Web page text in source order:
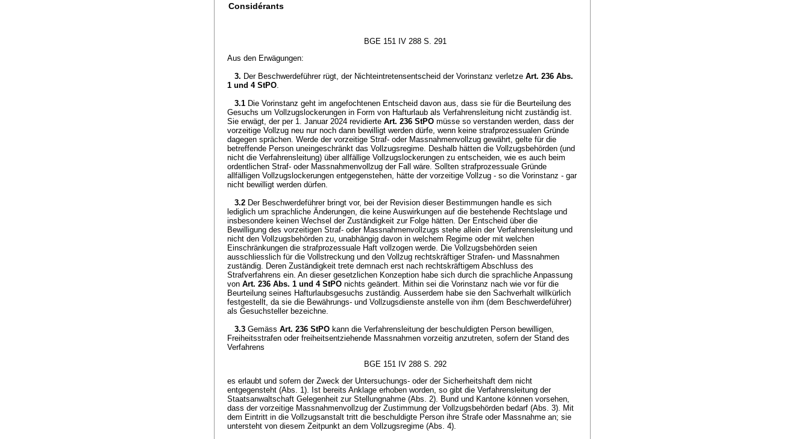
Considérants
BGE 151 IV 288 S. 291
Aus den Erwägungen:
3. Der Beschwerdeführer rügt, der Nichteintretensentscheid der Vorinstanz verletze Art. 236 Abs.
1 und 4 StPO.
3.1 Die Vorinstanz geht im angefochtenen Entscheid davon aus, dass sie für die Beurteilung des
Gesuchs um Vollzugslockerungen in Form von Hafturlaub als Verfahrensleitung nicht zuständig ist.
Sie erwägt, der per 1. Januar 2024 revidierte Art. 236 StPO müsse so verstanden werden, dass der
vorzeitige Vollzug neu nur noch dann bewilligt werden dürfe, wenn keine strafprozessualen Gründe
dagegen sprächen. Werde der vorzeitige Straf- oder Massnahmenvollzug gewährt, gelte für die
betreffende Person uneingeschränkt das Vollzugsregime. Deshalb hätten die Vollzugsbehörden (und
nicht die Verfahrensleitung) über allfällige Vollzugslockerungen zu entscheiden, wie es auch beim
ordentlichen Straf- oder Massnahmenvollzug der Fall wäre. Sollten strafprozessuale Gründe
allfälligen Vollzugslockerungen entgegenstehen, hätte der vorzeitige Vollzug - so die Vorinstanz - gar
nicht bewilligt werden dürfen.
3.2 Der Beschwerdeführer bringt vor, bei der Revision dieser Bestimmungen handle es sich
lediglich um sprachliche Änderungen, die keine Auswirkungen auf die bestehende Rechtslage und
insbesondere keinen Wechsel der Zuständigkeit zur Folge hätten. Der Entscheid über die
Bewilligung des vorzeitigen Straf- oder Massnahmenvollzugs stehe allein der Verfahrensleitung und
nicht den Vollzugsbehörden zu, unabhängig davon in welchem Regime oder mit welchen
Einschränkungen die strafprozessuale Haft vollzogen werde. Die Vollzugsbehörden seien
ausschliesslich für die Vollstreckung und den Vollzug rechtskräftiger Strafen- und Massnahmen
zuständig. Deren Zuständigkeit trete demnach erst nach rechtskräftigem Abschluss des
Strafverfahrens ein. An dieser gesetzlichen Konzeption habe sich durch die sprachliche Anpassung
von Art. 236 Abs. 1 und 4 StPO nichts geändert. Mithin sei die Vorinstanz nach wie vor für die
Beurteilung seines Hafturlaubsgesuchs zuständig. Ausserdem habe sie den Sachverhalt willkürlich
festgestellt, da sie die Bewährungs- und Vollzugsdienste anstelle von ihm (dem Beschwerdeführer)
als Gesuchsteller bezeichne.
3.3 Gemäss Art. 236 StPO kann die Verfahrensleitung der beschuldigten Person bewilligen,
Freiheitsstrafen oder freiheitsentziehende Massnahmen vorzeitig anzutreten, sofern der Stand des
Verfahrens
BGE 151 IV 288 S. 292
es erlaubt und sofern der Zweck der Untersuchungs- oder der Sicherheitshaft dem nicht
entgegensteht (Abs. 1). Ist bereits Anklage erhoben worden, so gibt die Verfahrensleitung der
Staatsanwaltschaft Gelegenheit zur Stellungnahme (Abs. 2). Bund und Kantone können vorsehen,
dass der vorzeitige Massnahmenvollzug der Zustimmung der Vollzugsbehörden bedarf (Abs. 3). Mit
dem Eintritt in die Vollzugsanstalt tritt die beschuldigte Person ihre Strafe oder Massnahme an; sie
untersteht von diesem Zeitpunkt an dem Vollzugsregime (Abs. 4).